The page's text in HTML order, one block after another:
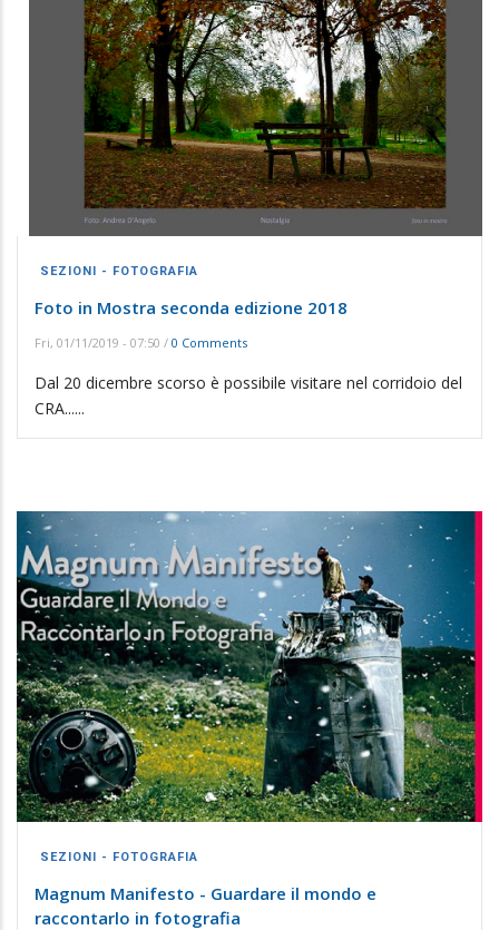
SEZIONI - FOTOGRAFIA
Foto in Mostra seconda edizione 2018
Fri, 01/11/2019 - 07:50 / 0 Comments
Dal 20 dicembre scorso è possibile visitare nel corridoio del
CRA......
SEZIONI - FOTOGRAFIA
Magnum Manifesto - Guardare il mondo e
raccontarlo in fotografia